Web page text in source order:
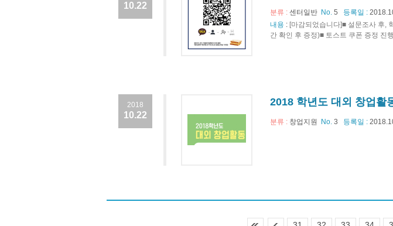
10.22
분류 : 센터일반 No. 5 등록일 :
내용 : [마감되었습니다]■ 설문조사 후,
간 확인 후 증정)■ 토스트 쿠폰 증정 진
2018
10.22
2018 학년도 대외 창업활
분류 : 창업지원 No. 3 등록일 :